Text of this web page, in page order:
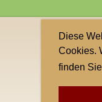
Diese
Cookies.
finden Sie